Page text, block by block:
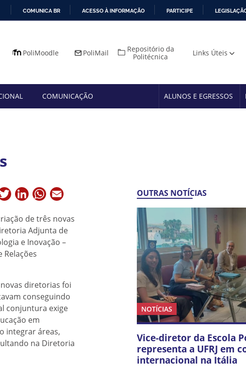
O
COMUNICA BR ACESSO À INFORMAÇÃO PARTICIPE
PoliMoodle PoliMail
Repositório da
Politécnica
Links Úteis
COMUNICAÇÃO ALUNOS E EGRESSOS
TwitterLinkedInWhatsApp
de três novas
Adjunta de
e Inovação –
novas diretorias foi
conseguindo
conjuntura exige
em
integrar áreas,
na Diretoria
OUTRAS NOTÍCIAS
NOTÍCIAS
Vice-diretor da Escola
representa a UFRJ em
internacional na Itália